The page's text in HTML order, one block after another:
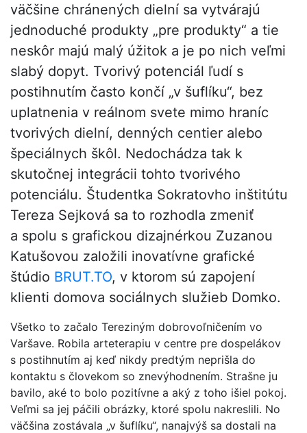
väčšine chránených dielní sa vytvárajú
jednoduché produkty „pre produkty“ a tie
neskôr majú malý úžitok a je po nich veľmi
slabý dopyt. Tvorivý potenciál ľudí s
postihnutím často končí „v šuflíku“, bez
uplatnenia v reálnom svete mimo hraníc
tvorivých dielní, denných centier alebo
špeciálnych škôl. Nedochádza tak k
skutočnej integrácii tohto tvorivého
potenciálu. Študentka Sokratovho inštitútu
Tereza Sejková sa to rozhodla zmeniť
a spolu s grafickou dizajnérkou Zuzanou
Katušovou založili inovatívne grafické
štúdio BRUT.TO, v ktorom sú zapojení
klienti domova sociálnych služieb Domko.
Všetko to začalo Tereziným dobrovoľničením vo
Varšave. Robila arteterapiu v centre pre dospelákov
s postihnutím aj keď nikdy predtým neprišla do
kontaktu s človekom so znevýhodnením. Strašne ju
bavilo, aké to bolo pozitívne a aký z toho išiel pokoj.
Veľmi sa jej páčili obrázky, ktoré spolu nakreslili. No
väčšina zostávala „v šuflíku“, nanajvýš sa dostali na